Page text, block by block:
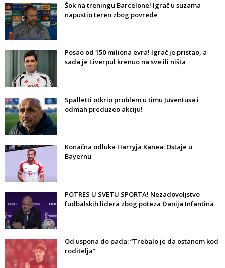
Šok na treningu Barcelone! Igrač u suzama
napustio teren zbog povrede
Posao od 150 miliona evra! Igrač je pristao, a
sada je Liverpul krenuo na sve ili ništa
Spalletti otkrio problem u timu Juventusa i
odmah preduzeo akciju!
Konačna odluka Harryja Kanea: Ostaje u
Bayernu
POTRES U SVETU SPORTA! Nezadovoljstvo
fudbalskih lidera zbog poteza Đanija Infantina
Od uspona do pada: “Trebalo je da ostanem kod
roditelja”